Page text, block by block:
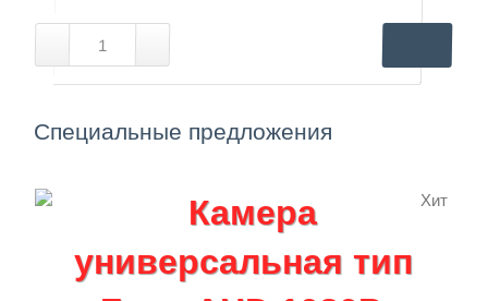
Специальные предложения
Хит